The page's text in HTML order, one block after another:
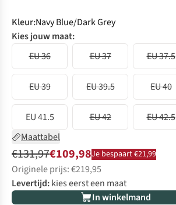
Kleur:Navy Blue/Dark Grey
Kies jouw maat:
EU 36
EU 37 EU 37.5
EU 39 EU 39.5 EU 40
EU 41.5 EU 42 EU 42.5
Maattabel
€131,97€109,98Je bespaart €21,99
Originele prijs: €219,95
Levertijd:kies eerst een maat
In winkelmand